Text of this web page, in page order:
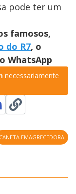
pode ter um
famosos,
do R7, o
WhatsApp
necessariamente
CANETA EMAGRECEDORA